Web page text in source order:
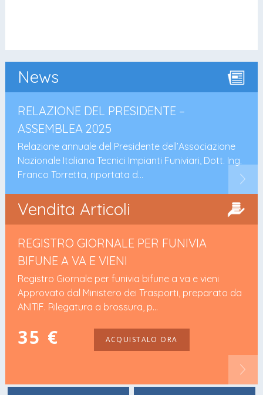
News
RELAZIONE DEL PRESIDENTE –
ASSEMBLEA 2025
Relazione annuale del Presidente dell’Associazione
Nazionale Italiana Tecnici Impianti Funiviari, Dott. Ing.
Franco Torretta, riportata d...
Vendita Articoli
REGISTRO GIORNALE PER FUNIVIA
BIFUNE A VA E VIENI
Registro Giornale per funivia bifune a va e vieni
Approvato dal Ministero dei Trasporti, preparato da
ANITIF. Rilegatura a brossura, p...
35 € ACQUISTALO ORA